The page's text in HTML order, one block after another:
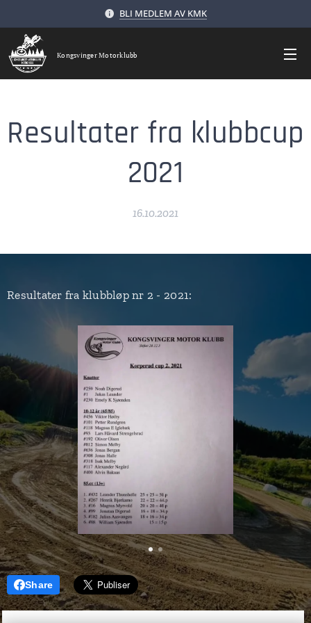
BLI MEDLEM AV KMK
Kongsvinger Motorklubb
Resultater fra klubbcup
2021
16.10.2021
Resultater fra klubbløp nr 2 - 2021:
Share